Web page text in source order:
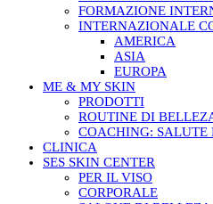
FORMAZIONE
INTERNAZIONALE
AMERICA
ASIA
EUROPA
ME & MY SKIN
PRODOTTI
ROUTINE DI
COACHING: SALUTE
CLINICA
SES SKIN CENTER
PER IL VISO
CORPORALE